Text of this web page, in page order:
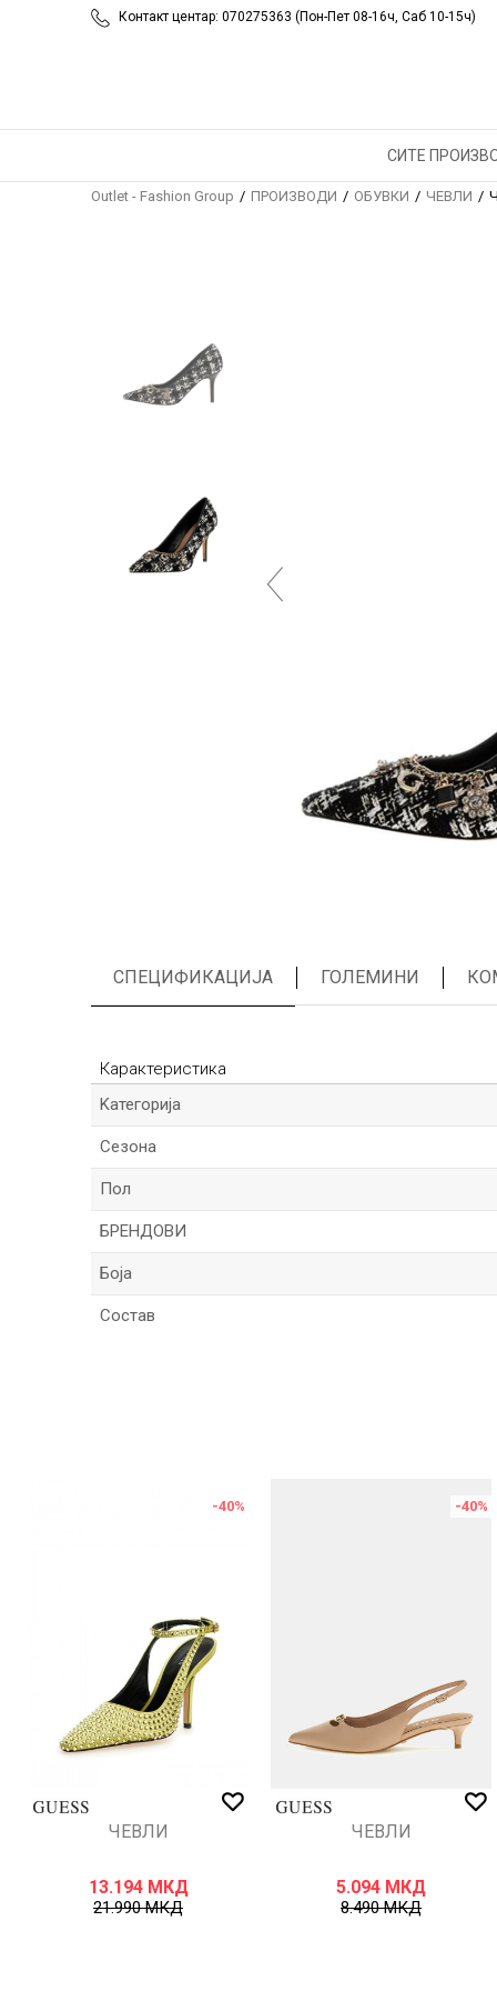
Контакт центар: 070275363 (Пон-Пет 08-16ч, Саб 10-15ч)
СИТЕ
Outlet - Fashion Group ПРОИЗВОДИ ОБУВКИ ЧЕВЛИ
СПЕЦИФИКАЦИЈА ГОЛЕМИНИ
Карактеристика
Kатегорија
Сезона
Пол
БРЕНДОВИ
Боја
Состав
ИСПРАТИ
-40%
ЧЕВЛИ
13.194 МКД
21.990МКД
-40%
ЧЕВЛИ
5.094 МКД
8.490МКД